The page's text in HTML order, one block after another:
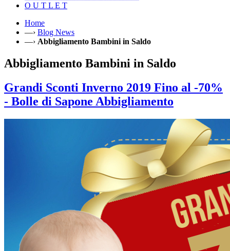
O U T L E T
Home
—› Blog News
—› Abbigliamento Bambini in Saldo
Abbigliamento Bambini in Saldo
Grandi Sconti Inverno 2019 Fino al -70%
- Bolle di Sapone Abbigliamento